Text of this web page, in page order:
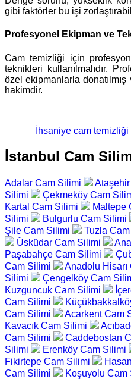
gibi faktörler bu işi
Profesyonel Ekipman ve
Cam temizliği için
teknikleri kullanılmalıdır.
özel ekipmanlarla
hakimdir.
İhsaniye cam temizliği
İstanbul Cam
Adalar Cam Silimi
Silimi
Çekmeköy Cam
Kartal Cam Silimi
Maltepe
Silimi
Bulgurlu Cam Silimi
Şile Cam Silimi
Tuzla
Üsküdar Cam Silimi
Paşabahçe Cam Silimi
Cam Silimi
Anadolu Hisarı
Silimi
Çengelköy Cam
Kuzguncuk Cam Silimi
Cam Silimi
Cam Silimi
Acarkent Cam
Kavacık Cam Silimi
Cam Silimi
Caddebostan
Silimi
Erenköy Cam Silimi
Fikirtepe Cam Silimi
Cam Silimi
Koşuyolu Cam